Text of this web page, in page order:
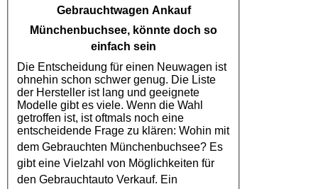
Gebrauchtwagen Ankauf
Münchenbuchsee, könnte doch so
einfach sein
Die Entscheidung für einen Neuwagen ist
ohnehin schon schwer genug. Die Liste
der Hersteller ist lang und geeignete
Modelle gibt es viele. Wenn die Wahl
getroffen ist, ist oftmals noch eine
entscheidende Frage zu klären: Wohin mit
dem Gebrauchten Münchenbuchsee? Es
gibt eine Vielzahl von Möglichkeiten für
den Gebrauchtauto Verkauf. Ein